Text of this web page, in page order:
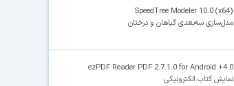
SpeedTree Modeler 10.0 (x64)
مدل‌سازی سه‌بعدی گیاهان و درختان
ezPDF Reader PDF 2.7.1.0 for Android +4.0
نمایش کتاب الکترونیکی